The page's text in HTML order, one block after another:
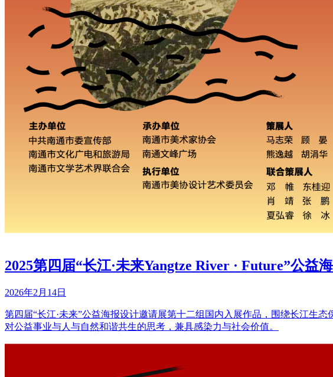
2025第四届“长江·未来Yangtze River · Future”公益
2026年2月14日
第四届“长江·未来”公益海报设计邀请展第十二组国内入展作品，围绕长江生
对公益事业与人与自然和谐共生的思考，兼具感染力与社会价值。